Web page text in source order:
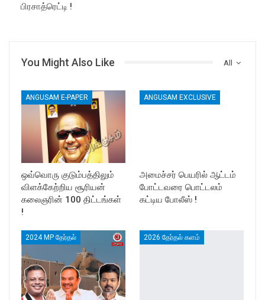
பிரசாத்ரெட்டி !
All
You Might Also Like
ANGUSAM E-PAPER
ஒவ்வொரு குடும்பத்திலும்
விளக்கேற்றிய சூரியன்
கலைஞரின் 100 திட்டங்கள்
!
ANGUSAM EXCLUSIVE
அமைச்சர் பெயரில் ஆட்டம்
போட்டவரை பொட்டலம்
கட்டிய போலீஸ் !
2024 MP தேர்தல் 2026 தேர்தல் களம்